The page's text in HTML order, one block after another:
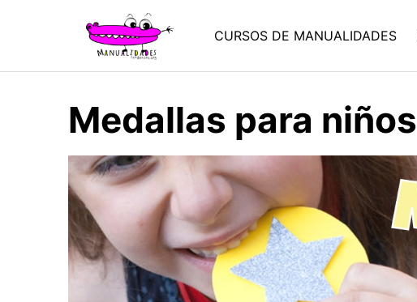
CURSOS DE MANUALIDADES
Medallas para niños